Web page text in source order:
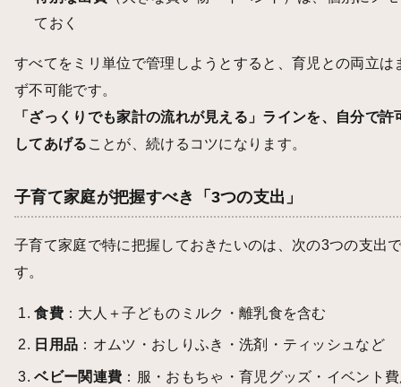
ておく
すべてをミリ単位で管理しようとすると、育児との両立は
ず不可能です。
「ざっくりでも家計の流れが見える」ラインを、自分で許
してあげる ことが、続けるコツになります。
子育て家庭が把握すべき「3つの支出」
子育て家庭で特に把握しておきたいのは、次の3つの支出
す。
食費 ：大人＋子どものミルク・離乳食を含む
日用品 ：オムツ・おしりふき・洗剤・ティッシュなど
ベビー関連費 ：服・おもちゃ・育児グッズ・イベント